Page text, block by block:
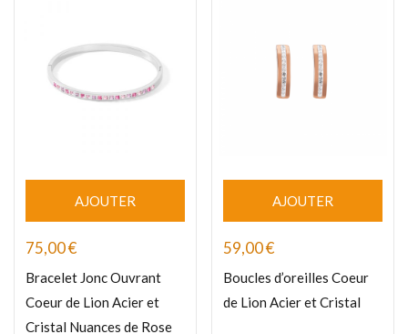
AJOUTER
75,00€
Bracelet Jonc Ouvrant
Coeur de Lion Acier et
Cristal Nuances de Rose
AJOUTER
59,00€
Boucles d’oreilles Coeur
de Lion Acier et Cristal